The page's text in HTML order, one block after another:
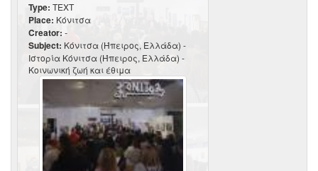
Type: TEXT
Place: Κόνιτσα
Creator: -
Subject: Κόνιτσα (Ήπειρος, Ελλάδα) -
Ιστορία Κόνιτσα (Ήπειρος, Ελλάδα) -
Κοινωνική ζωή και έθιμα